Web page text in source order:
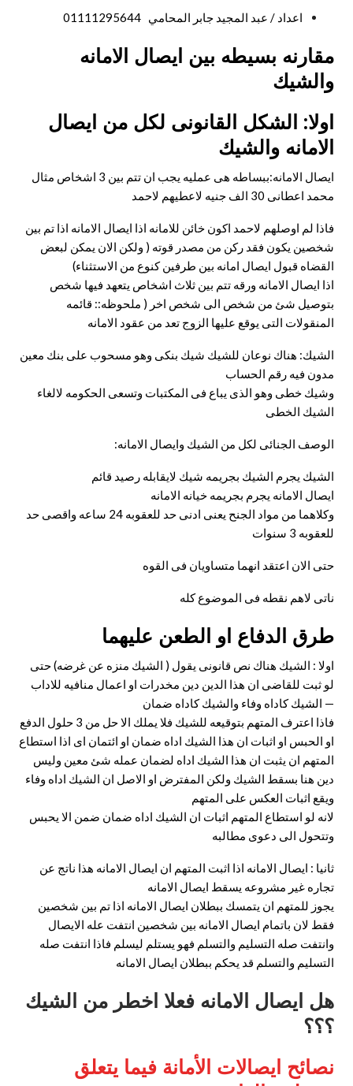
اعداد / عبد المجيد جابر المحامي 01111295644
مقارنه بسيطه بين ايصال الامانه
والشيك
اولا: الشكل القانونى لكل من ايصال
الامانه والشيك
ايصال الامانه:ببساطه هى عمليه يجب ان تتم بين 3 اشخاص مثال
محمد اعطانى 30 الف جنيه لاعطيهم لاحمد
فاذا لم اوصلهم لاحمد اكون خائن للامانه اذا ايصال الامانه اذا تم بين
شخصين يكون فقد ركن من مصدر قوته ( ولكن الان يمكن لبعض
القضاه قبول ايصال امانه بين طرفين كنوع من الاستثناء)
اذا ايصال الامانه ورقه تتم بين ثلاث اشخاص يتعهد فيها شخص
بتوصيل شئ من شخص الى شخص اخر ( ملحوظه:: قائمه
المنقولات التى يوقع عليها الزوج تعد من عقود الامانه
الشيك: هناك نوعان للشيك شيك بنكى وهو مسحوب على بنك معين
مدون فيه رقم الحساب
وشيك خطى وهو الذى يباع فى المكتبات وتسعى الحكومه لالغاء
الشيك الخطى
الوصف الجنائى لكل من الشيك وايصال الامانه:
الشيك يجرم الشيك بجريمه شيك لايقابله رصيد قائم
ايصال الامانه يجرم بجريمه خيانه الامانه
وكلاهما من مواد الجنح يعنى ادنى حد للعقوبه 24 ساعه واقصى حد
للعقوبه 3 سنوات
حتى الان اعتقد انهما متساويان فى القوه
ناتى لاهم نقطه فى الموضوع كله
طرق الدفاع او الطعن عليهما
اولا : الشيك هناك نص قانونى يقول ( الشيك منزه عن غرضه) حتى
لو ثبت للقاضى ان هذا الدين دين مخدرات او اعمال منافيه للاداب
— الشيك كاداه وفاء والشيك كاداه ضمان
فاذا اعترف المتهم بتوقيعه للشيك فلا يملك الا حل من 3 حلول الدفع
او الحبس او اثبات ان هذا الشيك اداه ضمان او ائتمان اى اذا استطاع
المتهم ان يثبت ان هذا الشيك اداه لضمان عمله شئ معين وليس
دين هنا بسقط الشيك ولكن المفترض او الاصل ان الشيك اداه وفاء
ويقع اثبات العكس على المتهم
لانه لو استطاع المتهم اثبات ان الشيك اداه ضمان ضمن الا يحبس
وتتحول الى دعوى مطالبه
ثانيا : ايصال الامانه اذا اثبت المتهم ان ايصال الامانه هذا ناتج عن
تجاره غير مشروعه يسقط ايصال الامانه
يجوز للمتهم ان يتمسك ببطلان ايصال الامانه اذا تم بين شخصين
فقط لان باتمام ايصال الامانه بين شخصين انتفت عله الايصال
وانتفت صله التسليم والتسلم فهو يستلم ليسلم فاذا انتفت صله
التسليم والتسلم قد يحكم ببطلان ايصال الامانه
هل ايصال الامانه فعلا اخطر من الشيك
؟؟؟
نصائح ايصالات الأمانة فيما يتعلق